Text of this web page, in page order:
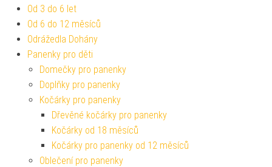
Od 3 do 6 let
Od 6 do 12 měsíců
Odrážedla Dohány
Panenky pro děti
Domečky pro panenky
Doplňky pro panenky
Kočárky pro panenky
Dřevěné kočárky pro panenky
Kočárky od 18 měsíců
Kočárky pro panenky od 12 měsíců
Oblečení pro panenky